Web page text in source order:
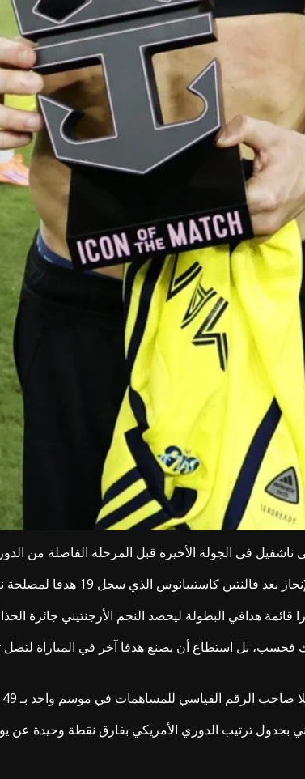
الذي سجل 19 هدفا لمصلحة نيويورك سيتي في عام 2021.
للمساهمات في موسم واحد بـ 49 مساهمة في 2019 مع لوس أنجلوس إف سي.